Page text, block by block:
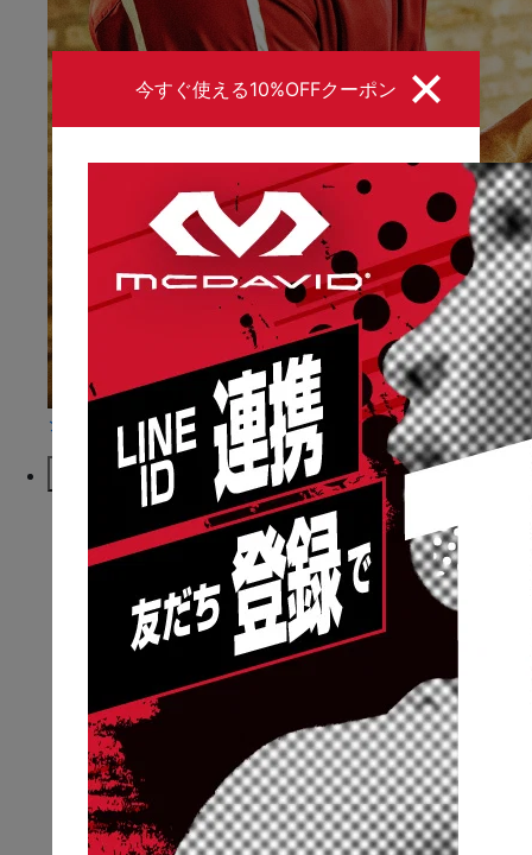
今すぐ使える10%OFFクーポン
ショートコラム
McDavidについて
NEWS
ニュース一覧
ブランドミッション
ブランドパッション
ブランドロゴ&コア
マクダビッドの歴史
CATALOG
総合カタログ
ミニカタログ
STORE